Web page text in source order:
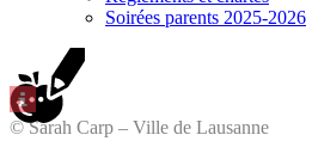
© Sarah Carp – Ville de Lausanne
Soirées parents 2025-2026